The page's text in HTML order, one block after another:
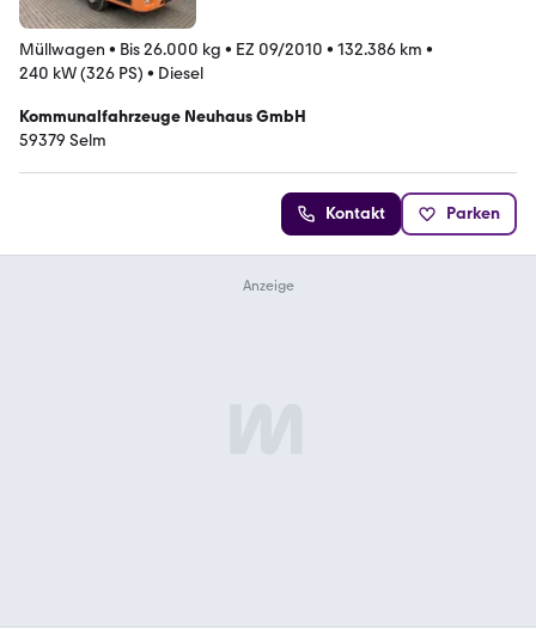
Müllwagen • Bis 26.000 kg • EZ 09/2010 • 132.386 km •
240 kW (326 PS) • Diesel
Kommunalfahrzeuge Neuhaus GmbH
59379 Selm
Kontakt Parken